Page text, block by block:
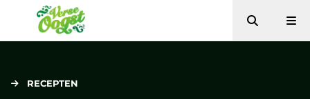
Verse Oogst
Zoeken
RECEPTEN